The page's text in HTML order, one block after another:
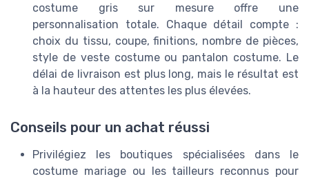
costume gris sur mesure offre une
personnalisation totale. Chaque détail compte :
choix du tissu, coupe, finitions, nombre de pièces,
style de veste costume ou pantalon costume. Le
délai de livraison est plus long, mais le résultat est
à la hauteur des attentes les plus élevées.
Conseils pour un achat réussi
Privilégiez les boutiques spécialisées dans le
costume mariage ou les tailleurs reconnus pour